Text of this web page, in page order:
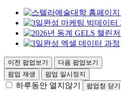
이전 팝업보기
다음 팝업보기
팝업 재생
팝업 일시정지
하루동안 열지않기 팝업창 닫기